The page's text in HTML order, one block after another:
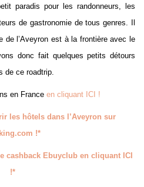
paradis pour les randonneurs, les
de gastronomie de tous genres. Il
de l’Aveyron est à la frontière avec le
donc fait quelques petits détours
de ce roadtrip.
en France en cliquant ICI !
les hôtels dans l’Aveyron sur
!*
cashback Ebuyclub en cliquant ICI
!*